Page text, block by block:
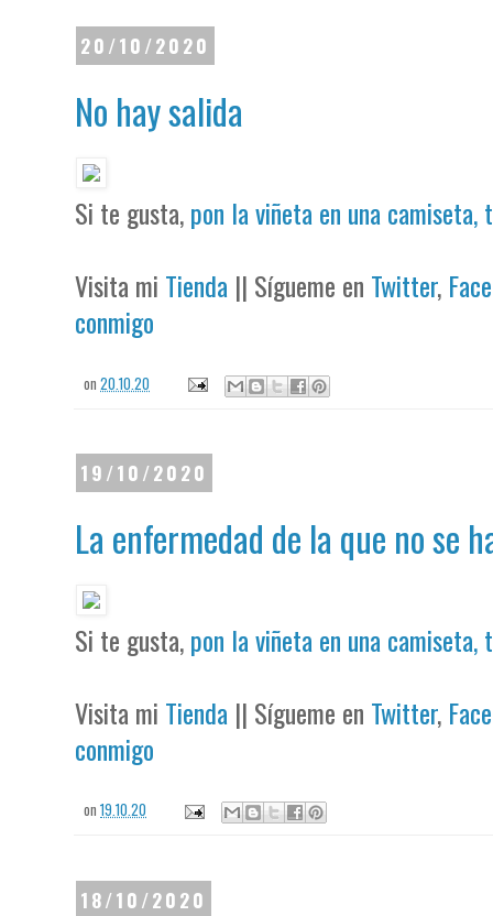
20/10/2020
No hay salida
Si te gusta,pon la viñeta en una camiseta,
Visita mi Tienda || Sígueme en Twitter,
conmigo
on20.10.20
19/10/2020
La enfermedad de la que no se
Si te gusta,pon la viñeta en una camiseta,
Visita mi Tienda || Sígueme en Twitter,
conmigo
on19.10.20
18/10/2020